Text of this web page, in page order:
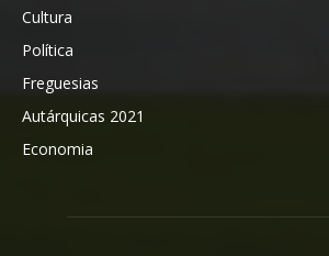
Cultura
Política
Freguesias
Autárquicas 2021
Economia